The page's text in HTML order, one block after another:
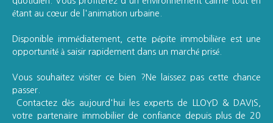
étant au cœur de l'animation urbaine.
Disponible immédiatement, cette pépite immobilière est une
opportunité à saisir rapidement dans un marché prisé.
Vous souhaitez visiter ce bien ?Ne laissez pas cette chance
passer.
Contactez dès aujourd'hui les experts de LLOYD & DAVIS,
votre partenaire immobilier de confiance depuis plus de 20